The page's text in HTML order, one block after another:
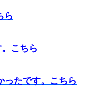
ら
こちら
ったです。こちら